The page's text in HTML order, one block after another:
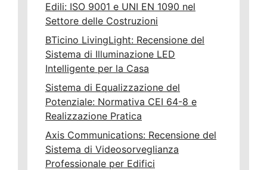
Edili: ISO 9001 e UNI EN 1090 nel
Settore delle Costruzioni
BTicino LivingLight: Recensione del
Sistema di Illuminazione LED
Intelligente per la Casa
Sistema di Equalizzazione del
Potenziale: Normativa CEI 64-8 e
Realizzazione Pratica
Axis Communications: Recensione del
Sistema di Videosorveglianza
Professionale per Edifici